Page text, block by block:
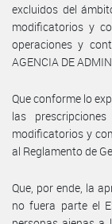
excluidos del
modificatorios y
operaciones y
AGENCIA DE
Que conforme lo
las
modificatorios y
al Reglamento de
Que, por ende, la
no fuera parte el